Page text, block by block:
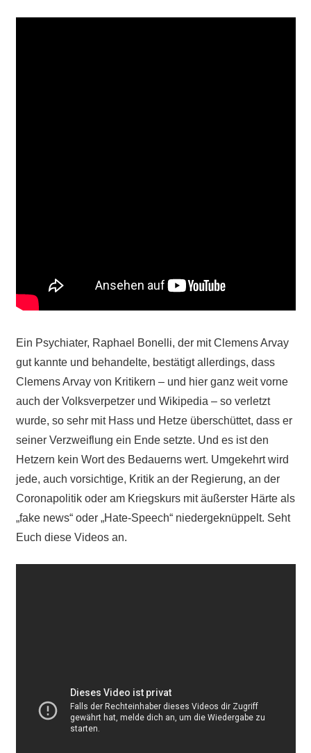
Ein Psychiater, Raphael Bonelli, der mit Clemens Arvay
gut kannte und behandelte, bestätigt allerdings, dass
Clemens Arvay von Kritikern – und hier ganz weit vorne
auch der Volksverpetzer und Wikipedia – so verletzt
wurde, so sehr mit Hass und Hetze überschüttet, dass er
seiner Verzweiflung ein Ende setzte. Und es ist den
Hetzern kein Wort des Bedauerns wert. Umgekehrt wird
jede, auch vorsichtige, Kritik an der Regierung, an der
Coronapolitik oder am Kriegskurs mit äußerster Härte als
„fake news“ oder „Hate-Speech“ niedergeknüppelt. Seht
Euch diese Videos an.